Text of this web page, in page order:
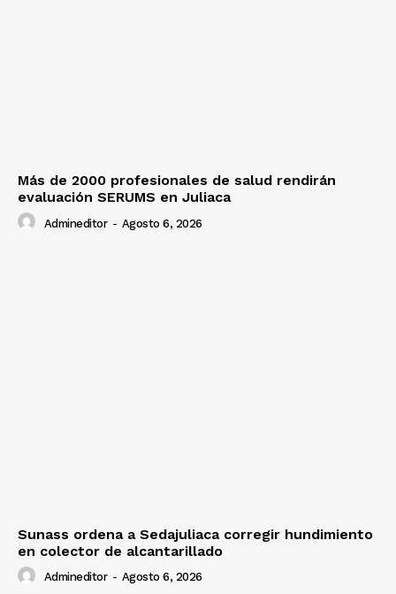
Más de 2000 profesionales de salud rendirán
evaluación SERUMS en Juliaca
Admineditor - Agosto 6, 2026
Sunass ordena a Sedajuliaca corregir hundimiento
en colector de alcantarillado
Admineditor - Agosto 6, 2026